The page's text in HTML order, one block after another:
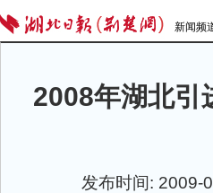
新闻频
2008年湖北引
发布时间: